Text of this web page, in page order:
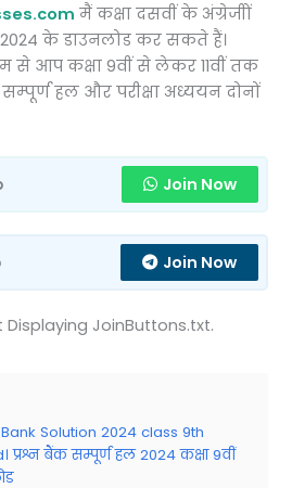
मैं कक्षा दसवीं के अंग्रेजीों
के डाउनलोड कर सकते हैं।
से आप कक्षा 9वीं से लेकर 11वीं तक
हल और परीक्षा अध्ययन दोनों
Join Now
Join Now
Displaying JoinButtons.txt.
Solution 2024 class 9th
प्रश्न बैंक सम्पूर्ण हल 2024 कक्षा 9वीं